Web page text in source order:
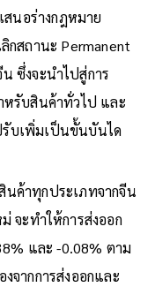
สนอร่างกฎหมาย
กสถานะ Permanent
ซึ่งจะนำไปสู่การ
หรับสินค้าทั่วไป และ
รับเพิ่มเป็นขั้นบันได
นค้าทุกประเภทจากจีน
จะทำให้การส่งออก
และ -0.08% ตาม
จากการส่งออกและ